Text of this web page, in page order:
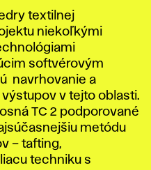
textilnej
niekoľkými
softvérovým
navrhovanie a
v tejto oblasti.
TC 2 podporované
metódu
– tafting,
techniku s